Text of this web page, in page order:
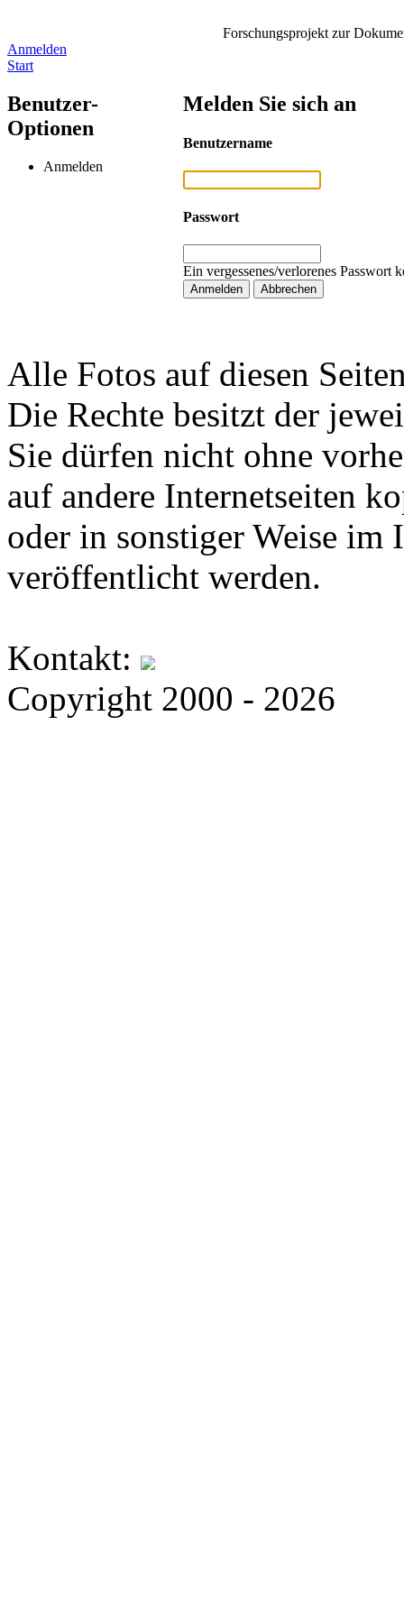
Forschungsprojekt zur
Anmelden
Start
Benutzer-
Optionen
Anmelden
Melden Sie sich an
Benutzername
Passwort
Ein vergessenes/verlorenes Passwort
Alle Fotos auf diesen
Die Rechte besitzt der
Sie dürfen nicht ohne
auf andere Internetseiten
oder in sonstiger Weise im
veröffentlicht werden.
Kontakt:
Copyright 2000 - 2026